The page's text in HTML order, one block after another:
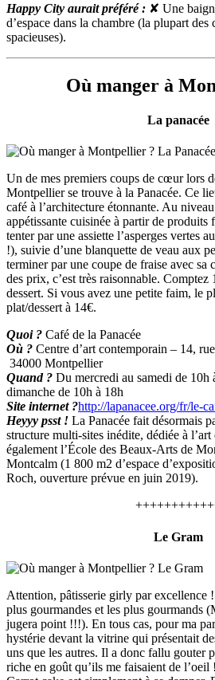
Happy City aurait préféré : ✘ Une
d’espace dans la chambre (la plupart des
spacieuses).
Où manger à
La panacée
Un de mes premiers coups de cœur lors
Montpellier se trouve à la Panacée. Ce
café à l’architecture étonnante. Au
appétissante cuisinée à partir de produits
tenter par une assiette l’asperges vertes
!), suivie d’une blanquette de veau aux
terminer par une coupe de fraise avec
des prix, c’est très raisonnable. Comptez
dessert. Si vous avez une petite faim, le
plat/dessert à 14€.
Quoi ? Café de la Panacée
Où ? Centre d’art contemporain – 14,
34000 Montpellier
Quand ? Du mercredi au samedi de 10h
dimanche de 10h à 18h
Site internet ?http://lapanacee.org/fr/le-
Heyyy psst ! La Panacée fait désormais
structure multi-sites inédite, dédiée à
également l’École des Beaux-Arts de
Montcalm (1 800 m2 d’espace
Roch, ouverture prévue en juin 2019).
Le Gram
Attention, pâtisserie girly par excellence
plus gourmandes et les plus gourmands
jugera point !!!). En tous cas, pour ma
hystérie devant la vitrine qui présentait
uns que les autres. Il a donc fallu gouter
riche en goût qu’ils me faisaient de